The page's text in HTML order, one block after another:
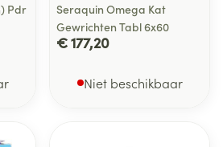
Pdr
Seraquin Omega Kat
Gewrichten Tabl 6x60
€ 177,20
Niet beschikbaar